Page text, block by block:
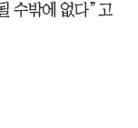
수밖에 없다”고